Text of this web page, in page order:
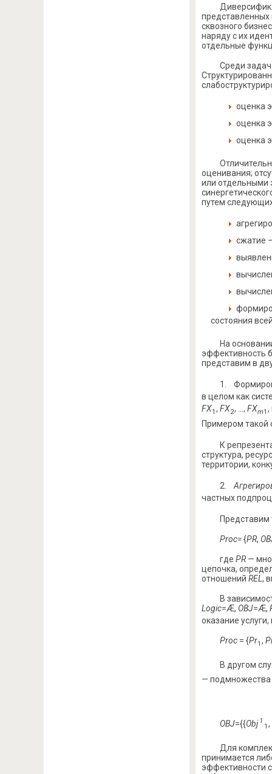
сквозного
наряду с их
отдельные
Среди
оценка
оценка
оценка
оценивания;
или отдельными
путем
сжатие
состояния
На
эффективность
представим в
1.
в целом как
FX1 , FX2, …, FXm1 ,
Примером такой
К
структура,
территории,
2.
частных
Представим
Proc={PR,
гдеPR—
цепочка,
отношений REL,
В
Logic=Æ, OBJ=Æ,
оказание
Proc = {Pr1,
В другом
— подмножества
OBJ={{Obj 1
1,
Для
принимается
эффективности